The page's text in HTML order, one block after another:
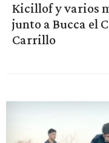
Kicillof y varios
junto a Bucca el
Carrillo